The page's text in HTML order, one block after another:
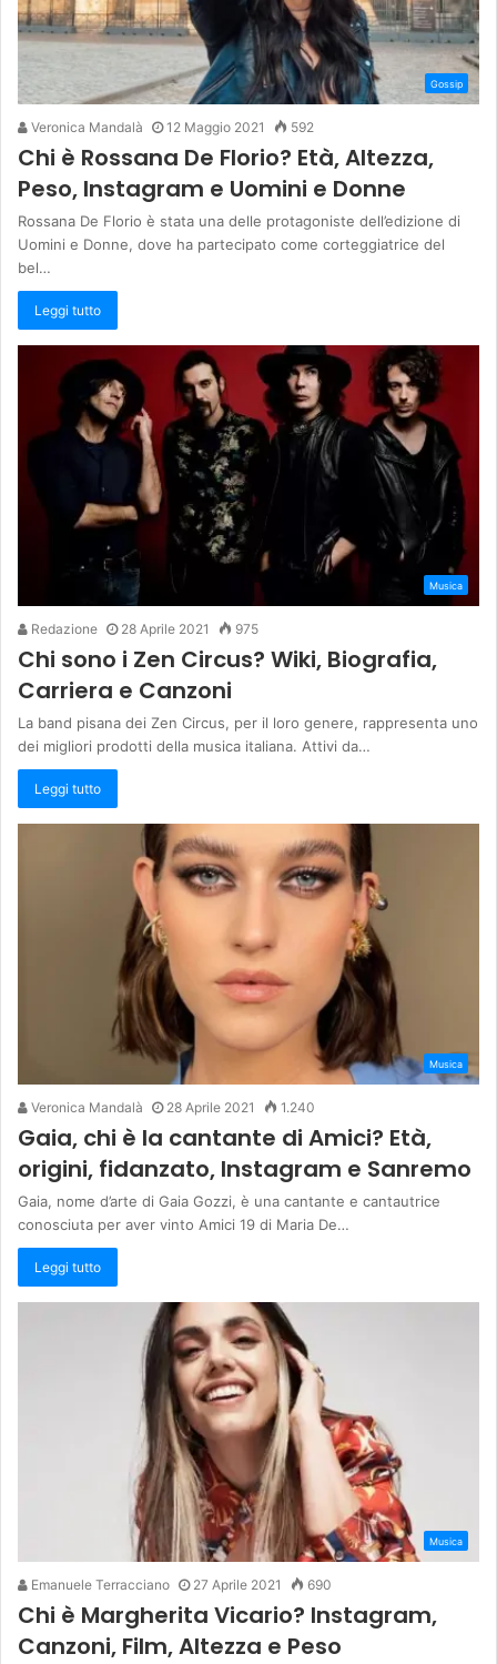
Gossip
Veronica Mandalà 12 Maggio 2021 592
Chi è Rossana De Florio? Età, Altezza,
Peso, Instagram e Uomini e Donne
Rossana De Florio è stata una delle protagoniste dell’edizione di
Uomini e Donne, dove ha partecipato come corteggiatrice del
bel…
Leggi tutto
Musica
Redazione 28 Aprile 2021 975
Chi sono i Zen Circus? Wiki, Biografia,
Carriera e Canzoni
La band pisana dei Zen Circus, per il loro genere, rappresenta uno
dei migliori prodotti della musica italiana. Attivi da…
Leggi tutto
Musica
Veronica Mandalà 28 Aprile 2021 1.240
Gaia, chi è la cantante di Amici? Età,
origini, fidanzato, Instagram e Sanremo
Gaia, nome d’arte di Gaia Gozzi, è una cantante e cantautrice
conosciuta per aver vinto Amici 19 di Maria De…
Leggi tutto
Musica
Emanuele Terracciano 27 Aprile 2021 690
Chi è Margherita Vicario? Instagram,
Canzoni, Film, Altezza e Peso